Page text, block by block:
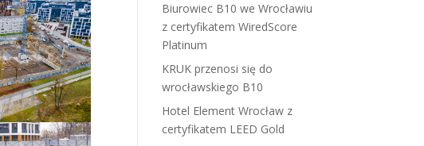
Biurowiec B10 we Wrocławiu
z certyfikatem WiredScore
Platinum
KRUK przenosi się do
wrocławskiego B10
Hotel Element Wrocław z
certyfikatem LEED Gold